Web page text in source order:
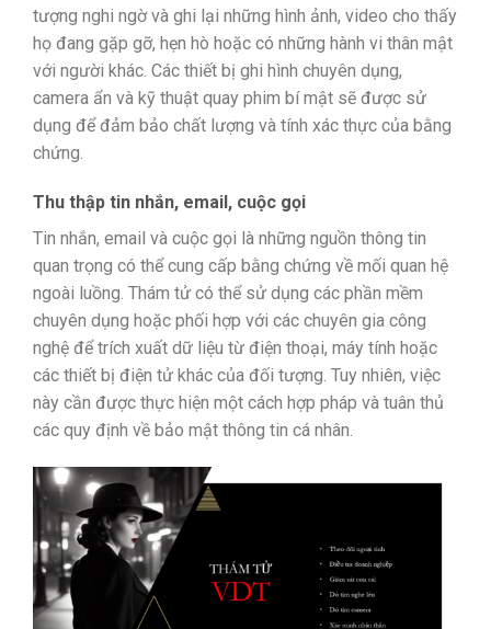
tượng nghi ngờ và ghi lại những hình ảnh, video cho thấy
họ đang gặp gỡ, hẹn hò hoặc có những hành vi thân mật
với người khác. Các thiết bị ghi hình chuyên dụng,
camera ẩn và kỹ thuật quay phim bí mật sẽ được sử
dụng để đảm bảo chất lượng và tính xác thực của bằng
chứng.
Thu thập tin nhắn, email, cuộc gọi
Tin nhắn, email và cuộc gọi là những nguồn thông tin
quan trọng có thể cung cấp bằng chứng về mối quan hệ
ngoài luồng. Thám tử có thể sử dụng các phần mềm
chuyên dụng hoặc phối hợp với các chuyên gia công
nghệ để trích xuất dữ liệu từ điện thoại, máy tính hoặc
các thiết bị điện tử khác của đối tượng. Tuy nhiên, việc
này cần được thực hiện một cách hợp pháp và tuân thủ
các quy định về bảo mật thông tin cá nhân.